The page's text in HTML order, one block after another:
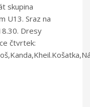
skupina
U13. Sraz na
Dresy
čtvrtek: